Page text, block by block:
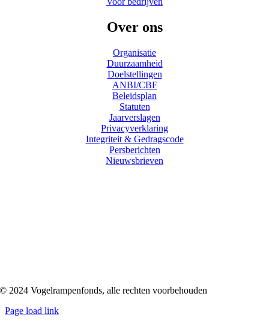
Over ons
Organisatie
Duurzaamheid
Doelstellingen
ANBI/CBF
Beleidsplan
Statuten
Jaarverslagen
Privacyverklaring
Integriteit & Gedragscode
Persberichten
Nieuwsbrieven
© 2024 Vogelrampenfonds, alle rechten voorbehouden
Page load link